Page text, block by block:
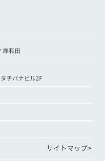
岸和田
チバナビル2F
サイトマップ>